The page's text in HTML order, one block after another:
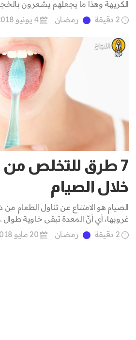
الكريهة وهذا ما يجعلهم يشعرون
2 دقيقة
رمضان 4 يونيو 2018
7 طرق للتخلص من
خلال الصيام
الصيام هو الامتناع عن تناول الطعام
غروبها، أي أنّ المعدة تبقى خاوية طوال
2 دقيقة
رمضان 20 مايو 2018